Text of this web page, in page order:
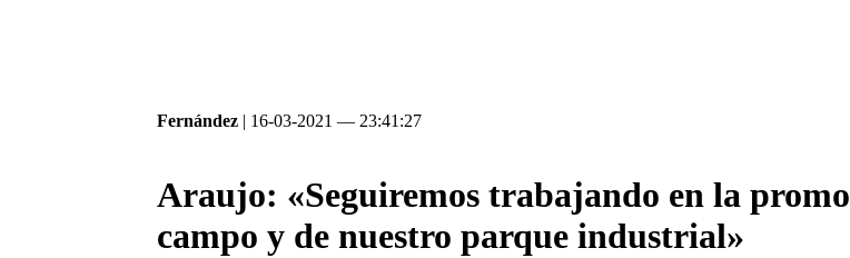
Fernández| 16-03-2021 — 23:41:27
Araujo: «Seguiremos trabajando en la
campo y de nuestro parque industrial»